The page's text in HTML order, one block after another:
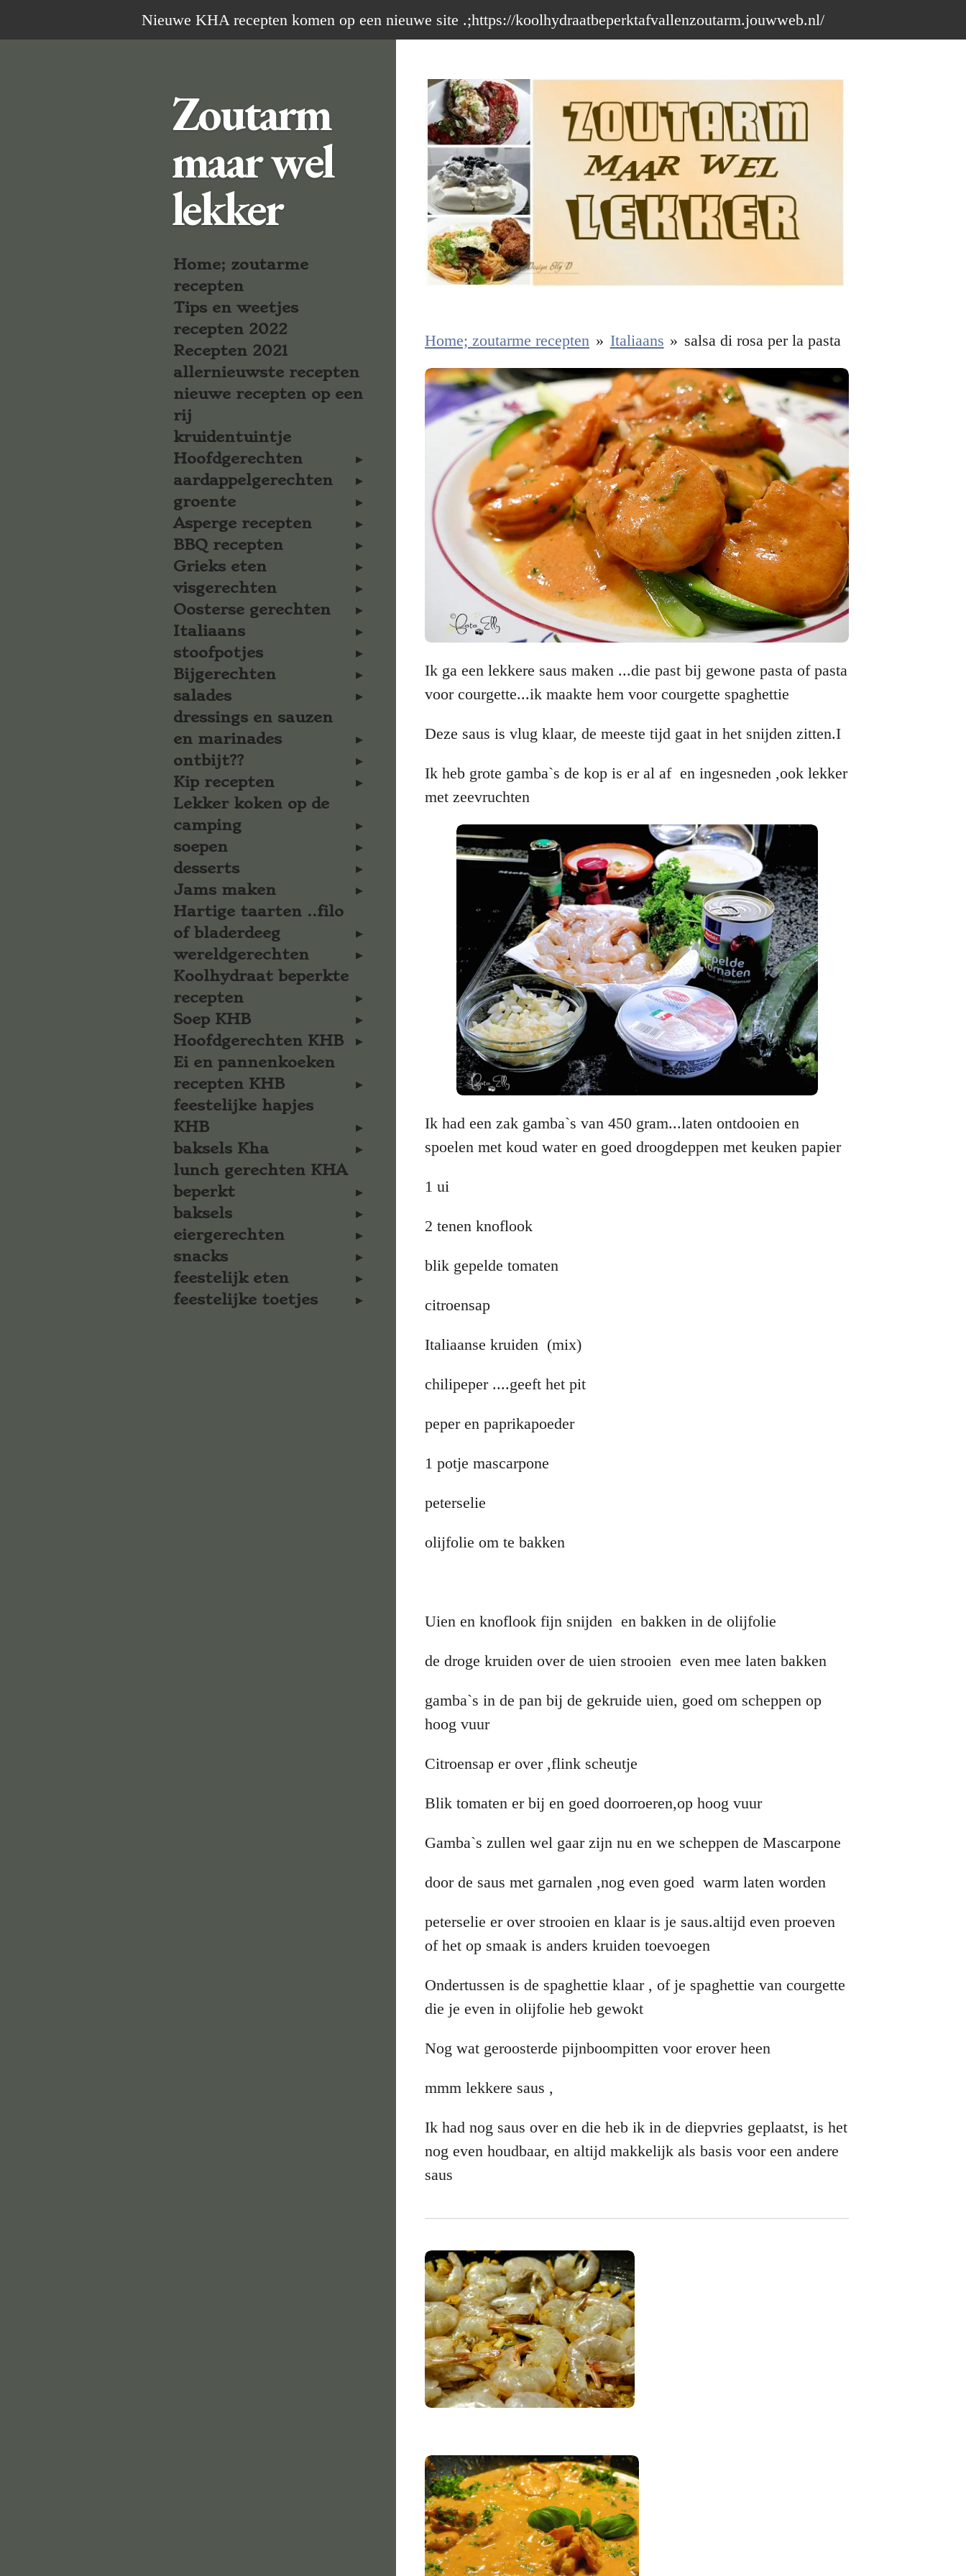
direct
Nieuwe KHA recepten komen op een nieuwe site .;https://koolhydraatbeperktafvallenzoutarm.jouwweb.nl/
Home; zoutarme recepten » Italiaans » salsa di rosa per la pasta
Ik ga een lekkere saus maken ...die past bij gewone pasta of pasta
voor courgette...ik maakte hem voor courgette spaghettie
Deze saus is vlug klaar, de meeste tijd gaat in het snijden zitten.I
Ik heb grote gamba`s de kop is er al af en ingesneden ,ook lekker
met zeevruchten
Ik had een zak gamba`s van 450 gram...laten ontdooien en
spoelen met koud water en goed droogdeppen met keuken papier
1 ui
2 tenen knoflook
blik gepelde tomaten
citroensap
Italiaanse kruiden (mix)
chilipeper ....geeft het pit
peper en paprikapoeder
1 potje mascarpone
peterselie
olijfolie om te bakken
Uien en knoflook fijn snijden en bakken in de olijfolie
de droge kruiden over de uien strooien even mee laten bakken
gamba`s in de pan bij de gekruide uien, goed om scheppen op
hoog vuur
Citroensap er over ,flink scheutje
Blik tomaten er bij en goed doorroeren,op hoog vuur
Gamba`s zullen wel gaar zijn nu en we scheppen de Mascarpone
door de saus met garnalen ,nog even goed warm laten worden
peterselie er over strooien en klaar is je saus.altijd even proeven
of het op smaak is anders kruiden toevoegen
Ondertussen is de spaghettie klaar , of je spaghettie van courgette
die je even in olijfolie heb gewokt
Nog wat geroosterde pijnboompitten voor erover heen
mmm lekkere saus ,
Ik had nog saus over en die heb ik in de diepvries geplaatst, is het
nog even houdbaar, en altijd makkelijk als basis voor een andere
saus
Zoutarm
maar wel
lekker
Home; zoutarme
recepten
Tips en weetjes
recepten 2022
Recepten 2021
allernieuwste recepten
nieuwe recepten op een
rij
kruidentuintje
Hoofdgerechten
aardappelgerechten
groente
Asperge recepten
BBQ recepten
Grieks eten
visgerechten
Oosterse gerechten
Italiaans
stoofpotjes
Bijgerechten
salades
dressings en sauzen
en marinades
ontbijt??
Kip recepten
Lekker koken op de
camping
soepen
desserts
Jams maken
Hartige taarten ..filo
of bladerdeeg
wereldgerechten
Koolhydraat beperkte
recepten
Soep KHB
Hoofdgerechten KHB
Ei en pannenkoeken
recepten KHB
feestelijke hapjes
KHB
baksels Kha
lunch gerechten KHA
beperkt
baksels
eiergerechten
snacks
feestelijk eten
feestelijke toetjes